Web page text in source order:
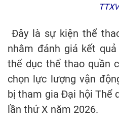
Đây là sự kiện thể
nhằm đánh giá kết
thể dục thể thao quần
chọn lực lượng vận
bị tham gia Đại hội Thể
lần thứ X năm 2026.